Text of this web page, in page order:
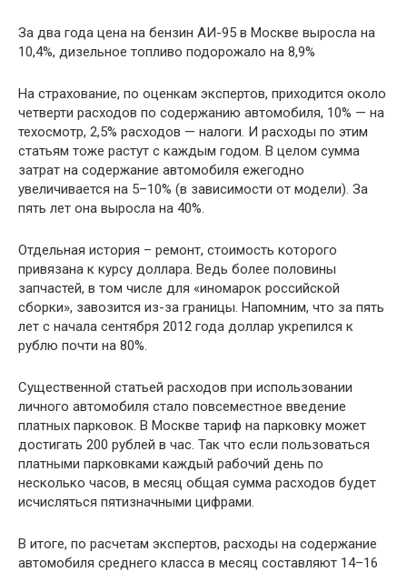
За два года цена на бензин АИ-95 в Москве выросла на
10,4%, дизельное топливо подорожало на 8,9%
На страхование, по оценкам экспертов, приходится около
четверти расходов по содержанию автомобиля, 10% — на
техосмотр, 2,5% расходов — налоги. И расходы по этим
статьям тоже растут с каждым годом. В целом сумма
затрат на содержание автомобиля ежегодно
увеличивается на 5–10% (в зависимости от модели). За
пять лет она выросла на 40%.
Отдельная история – ремонт, стоимость которого
привязана к курсу доллара. Ведь более половины
запчастей, в том числе для «иномарок российской
сборки», завозится из-за границы. Напомним, что за пять
лет с начала сентября 2012 года доллар укрепился к
рублю почти на 80%.
Существенной статьей расходов при использовании
личного автомобиля стало повсеместное введение
платных парковок. В Москве тариф на парковку может
достигать 200 рублей в час. Так что если пользоваться
платными парковками каждый рабочий день по
несколько часов, в месяц общая сумма расходов будет
исчисляться пятизначными цифрами.
В итоге, по расчетам экспертов, расходы на содержание
автомобиля среднего класса в месяц составляют 14–16